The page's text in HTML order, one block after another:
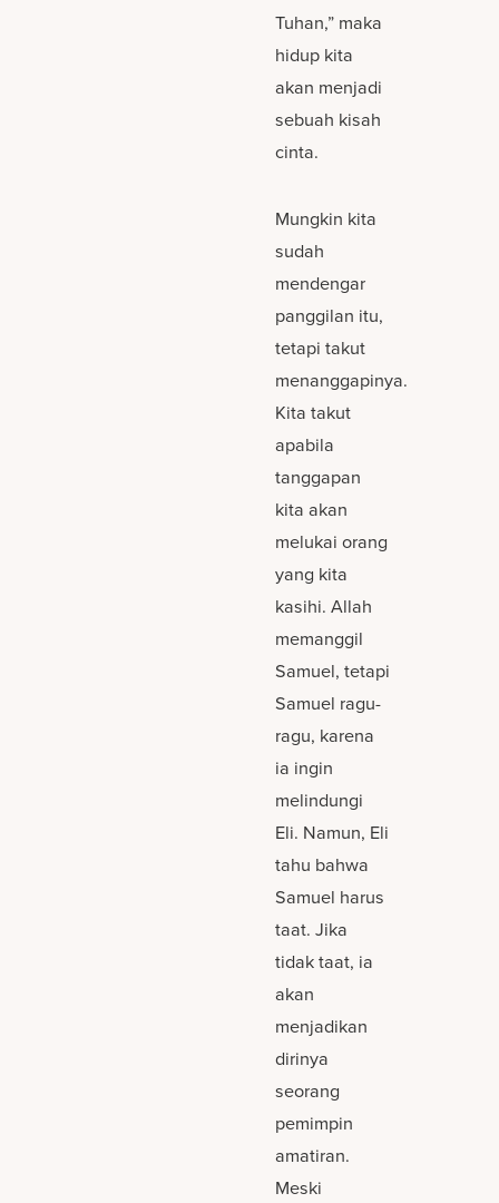
Tuhan,” maka
hidup kita
akan menjadi
sebuah kisah
cinta.
Mungkin kita
sudah
mendengar
panggilan itu,
tetapi takut
menanggapinya.
Kita takut
apabila
tanggapan
kita akan
melukai orang
yang kita
kasihi. Allah
memanggil
Samuel, tetapi
Samuel ragu-
ragu, karena
ia ingin
melindungi
Eli. Namun, Eli
tahu bahwa
Samuel harus
taat. Jika
tidak taat, ia
akan
menjadikan
dirinya
seorang
pemimpin
amatiran.
Meski